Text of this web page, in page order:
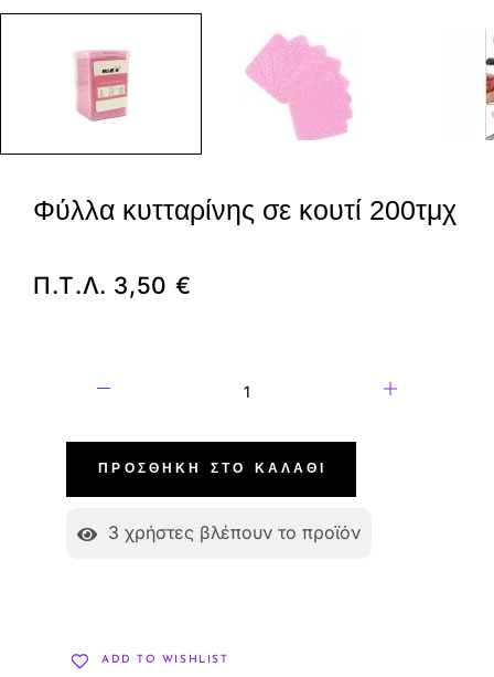
Φύλλα κυτταρίνης σε κουτί 200τμχ
Π.Τ.Λ. 3,50 €
ΠΡΟΣΘΉΚΗ ΣΤΟ ΚΑΛΆΘΙ
3 χρήστες βλέπουν το προϊόν
ADD TO WISHLIST